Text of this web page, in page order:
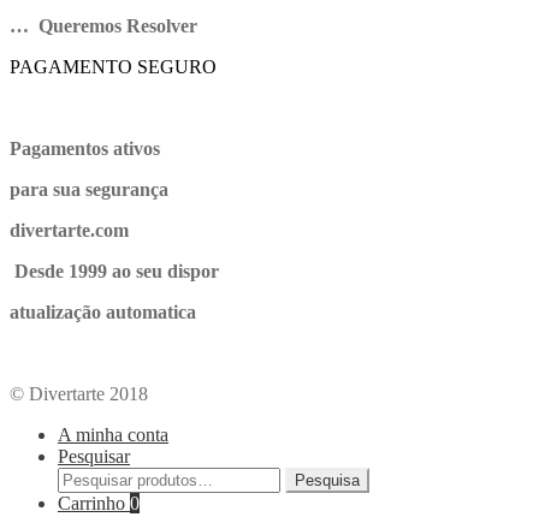
… Queremos Resolver
PAGAMENTO SEGURO
Pagamentos ativos
para sua segurança
divertarte.com
Desde 1999 ao seu dispor
atualização automatica
© Divertarte 2018
A minha conta
Pesquisar
Pesquisa
Carrinho 0